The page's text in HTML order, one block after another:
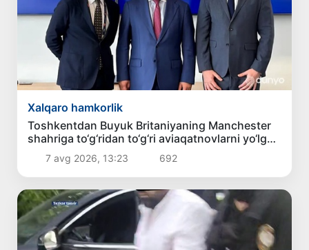
Xalqaro hamkorlik
Toshkentdan Buyuk Britaniyaning Manchester
shahriga to‘g‘ridan to‘g‘ri aviaqatnovlarni yo‘lga
qo‘yish masalasi ko‘rib chiqilmoqda
7 avg 2026, 13:23 692